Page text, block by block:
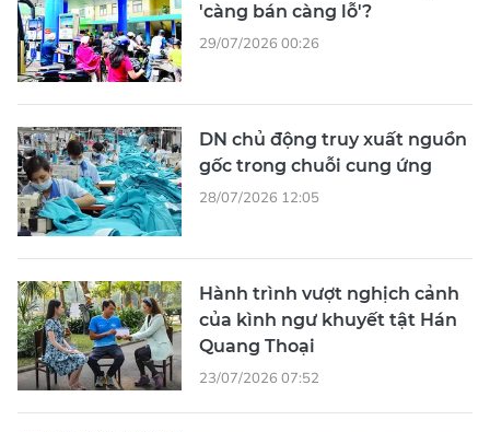
'càng bán càng lỗ'?
29/07/2026 00:26
DN chủ động truy xuất nguồn
gốc trong chuỗi cung ứng
28/07/2026 12:05
Hành trình vượt nghịch cảnh
của kình ngư khuyết tật Hán
Quang Thoại
23/07/2026 07:52